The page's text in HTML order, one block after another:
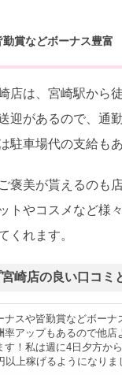
賞などボーナス豊富
店は、宮崎駅から
迎があるので、通
駐車場代の支給もあ
褒美が貰えるのも
トやコスメなど様
くれます。
崎店の良い口コミ
ナスや皆勤賞などボーナ
率アップもあるので他店
す！私は週に4日夕方か
以上稼げるようになりま